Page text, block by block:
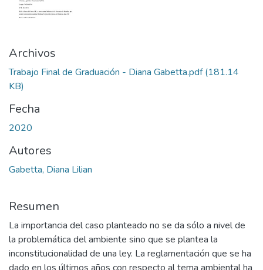
Archivos
Trabajo Final de Graduación - Diana Gabetta.pdf(181.14
KB)
Fecha
2020
Autores
Gabetta, Diana Lilian
Resumen
La importancia del caso planteado no se da sólo a nivel de
la problemática del ambiente sino que se plantea la
inconstitucionalidad de una ley. La reglamentación que se ha